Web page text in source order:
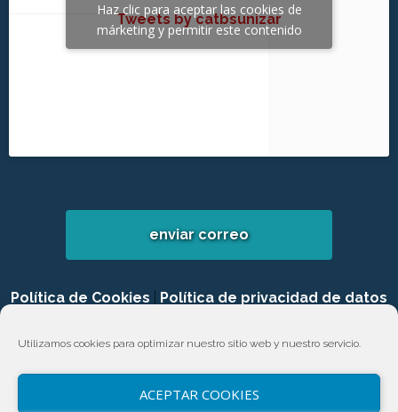
Utilizamos cookies para optimizar nuestro sitio web y nuestro servicio.
ACEPTAR COOKIES
Tweets by catbsunizar
Haz clic para aceptar las cookies de
márketing y permitir este contenido
enviar correo
Política de Cookies
Política de privacidad de datos